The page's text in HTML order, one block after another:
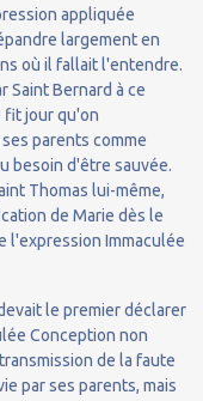
appliquée
largement en
où il fallait l'entendre.
Saint Bernard à ce
fit jour qu'on
parents comme
besoin d'être sauvée.
Thomas lui-même,
de Marie dès le
l'expression Immaculée
le premier déclarer
Conception non
de la faute
par ses parents, mais